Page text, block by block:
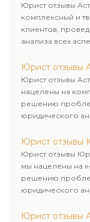
Юрист отзывы
комплексный и
клиентов,
анализа всех
Юрист отзывы
Юрист отзывы
нацелены на
решению
юридического
Юрист отзывы
Юрист отзывы
мы нацелены на
решению
юридического
Юрист отзывы